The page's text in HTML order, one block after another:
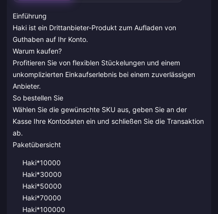
Einführung
Haki ist ein Drittanbieter-Produkt zum Aufladen von
Guthaben auf Ihr Konto.
Warum kaufen?
Profitieren Sie von flexiblen Stückelungen und einem
unkomplizierten Einkaufserlebnis bei einem zuverlässigen
Anbieter.
So bestellen Sie
Wählen Sie die gewünschte SKU aus, geben Sie an der
Kasse Ihre Kontodaten ein und schließen Sie die Transaktion
ab.
Paketübersicht
Haki*10000
Haki*30000
Haki*50000
Haki*70000
Haki*100000